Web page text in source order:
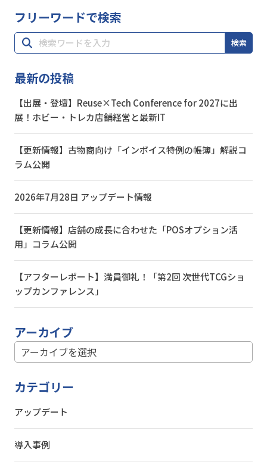
フリーワードで検索
検索
最新の投稿
【出展・登壇】Reuse×Tech Conference for 2027に出
展！ホビー・トレカ店舗経営と最新IT
【更新情報】古物商向け「インボイス特例の帳簿」解説コ
ラム公開
2026年7月28日 アップデート情報
【更新情報】店舗の成長に合わせた「POSオプション活
用」コラム公開
【アフターレポート】満員御礼！「第2回 次世代TCGショ
ップカンファレンス」
アーカイブ
カテゴリー
アップデート
導入事例